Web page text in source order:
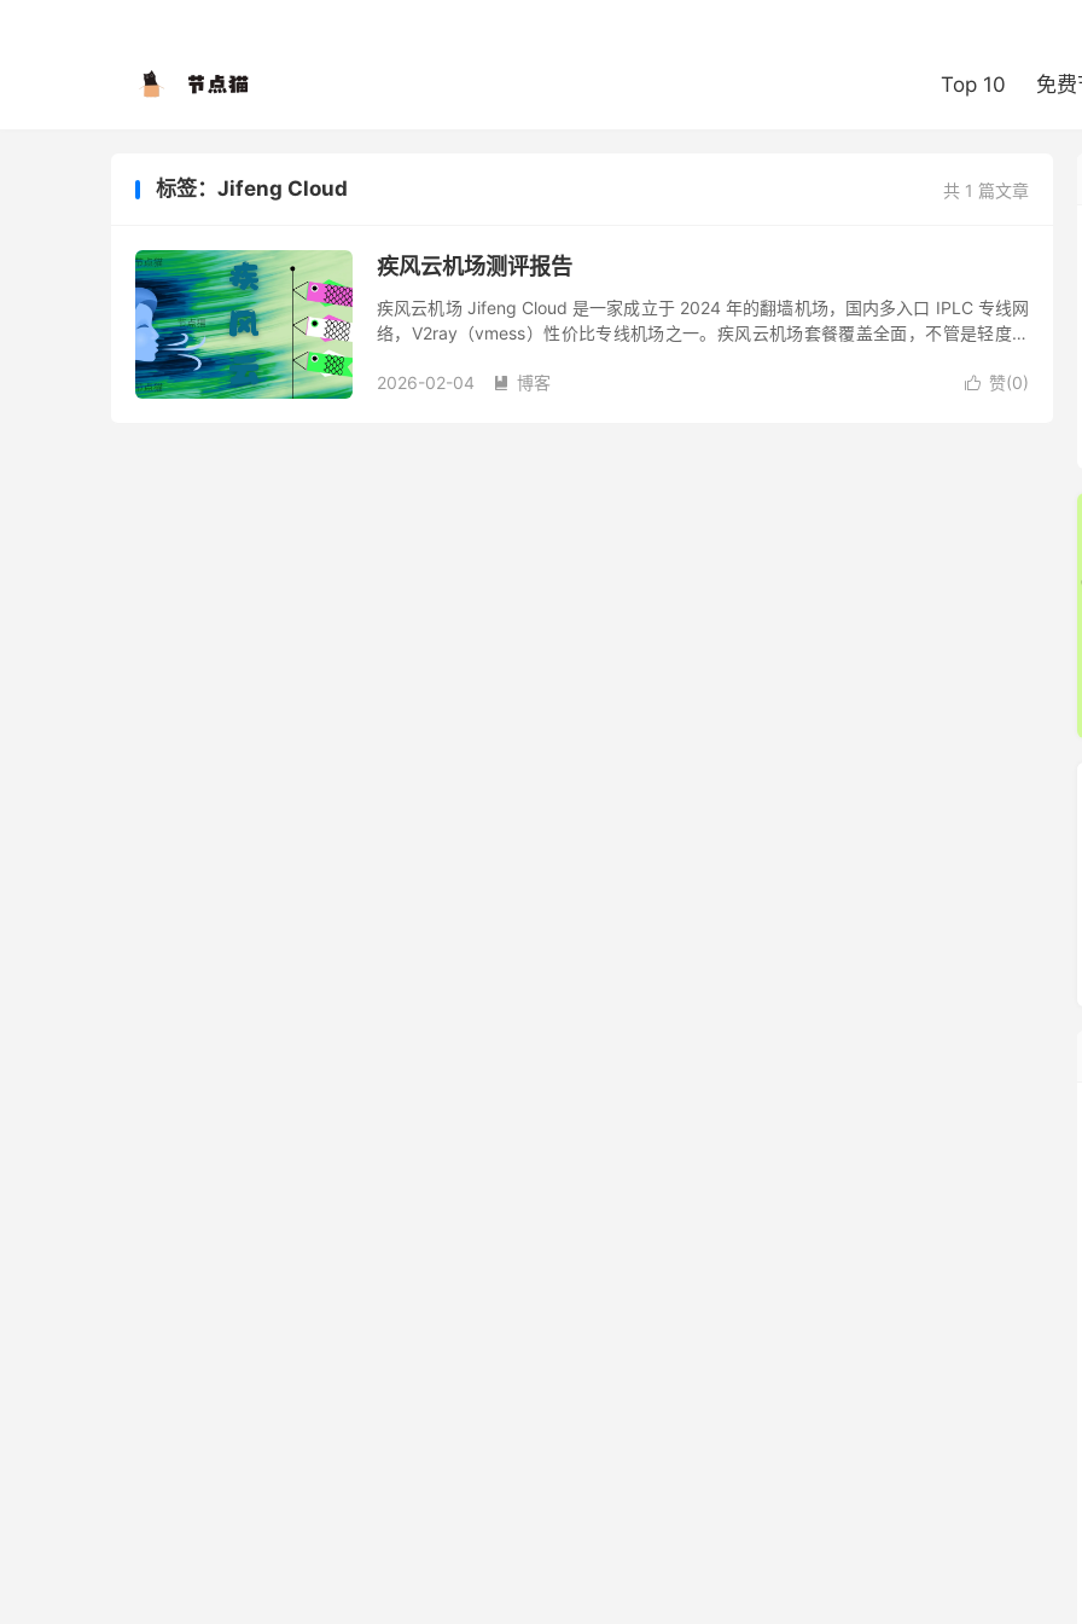
Top 10 免
共 1 篇文章
标签：Jifeng Cloud
疾风云机场测评报告
疾风云机场 Jifeng Cloud 是一家成立于 2024 年的翻墙机场，国内多入口 IPLC 专线网
络，V2ray（vmess）性价比专线机场之一。疾风云机场套餐覆盖全面，不管是轻度使
 赞(0)
2026-02-04  博客